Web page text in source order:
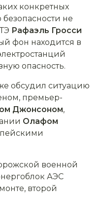
конкретных
не
Рафаэль Гросси
фон находится в
опасность.
обсудил ситуацию
премьер-
Джонсоном,
Олафом
военной
АЭС
второй